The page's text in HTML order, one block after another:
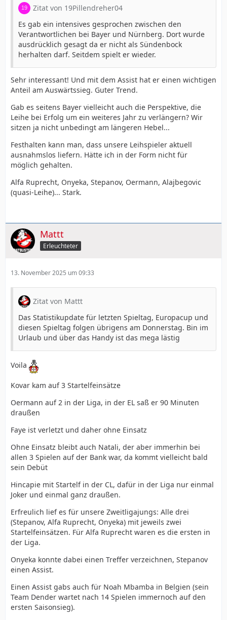
Zitat von 19Pillendreher04
Es gab ein intensives gesprochen zwischen den
Verantwortlichen bei Bayer und Nürnberg. Dort wurde
ausdrücklich gesagt da er nicht als Sündenbock
herhalten darf. Seitdem spielt er wieder.
Sehr interessant! Und mit dem Assist hat er einen wichtigen
Anteil am Auswärtssieg. Guter Trend.
Gab es seitens Bayer vielleicht auch die Perspektive, die
Leihe bei Erfolg um ein weiteres Jahr zu verlängern? Wir
sitzen ja nicht unbedingt am längeren Hebel...
Festhalten kann man, dass unsere Leihspieler aktuell
ausnahmslos liefern. Hätte ich in der Form nicht für
möglich gehalten.
Alfa Ruprecht, Onyeka, Stepanov, Oermann, Alajbegovic
(quasi-Leihe)... Stark.
Mattt
Erleuchteter
13. November 2025 um 09:33
Zitat von Mattt
Das Statistikupdate für letzten Spieltag, Europacup und
diesen Spieltag folgen übrigens am Donnerstag. Bin im
Urlaub und über das Handy ist das mega lästig
Voila
Kovar kam auf 3 Startelfeinsätze
Oermann auf 2 in der Liga, in der EL saß er 90 Minuten
draußen
Faye ist verletzt und daher ohne Einsatz
Ohne Einsatz bleibt auch Natali, der aber immerhin bei
allen 3 Spielen auf der Bank war, da kommt vielleicht bald
sein Debüt
Hincapie mit Startelf in der CL, dafür in der Liga nur einmal
Joker und einmal ganz draußen.
Erfreulich lief es für unsere Zweitligajungs: Alle drei
(Stepanov, Alfa Ruprecht, Onyeka) mit jeweils zwei
Startelfeinsätzen. Für Alfa Ruprecht waren es die ersten in
der Liga.
Onyeka konnte dabei einen Treffer verzeichnen, Stepanov
einen Assist.
Einen Assist gabs auch für Noah Mbamba in Belgien (sein
Team Dender wartet nach 14 Spielen immernoch auf den
ersten Saisonsieg).